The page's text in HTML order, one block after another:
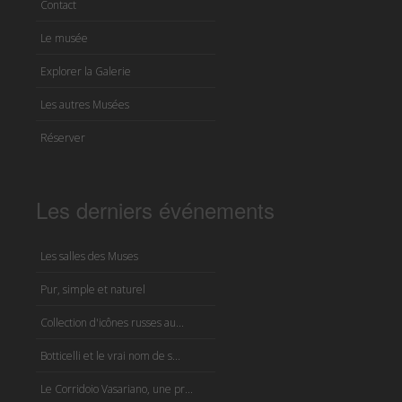
Contact
Le musée
Explorer la Galerie
Les autres Musées
Réserver
Les derniers événements
Les salles des Muses
Pur, simple et naturel
Collection d'icônes russes au...
Botticelli et le vrai nom de s...
Le Corridoio Vasariano, une pr...